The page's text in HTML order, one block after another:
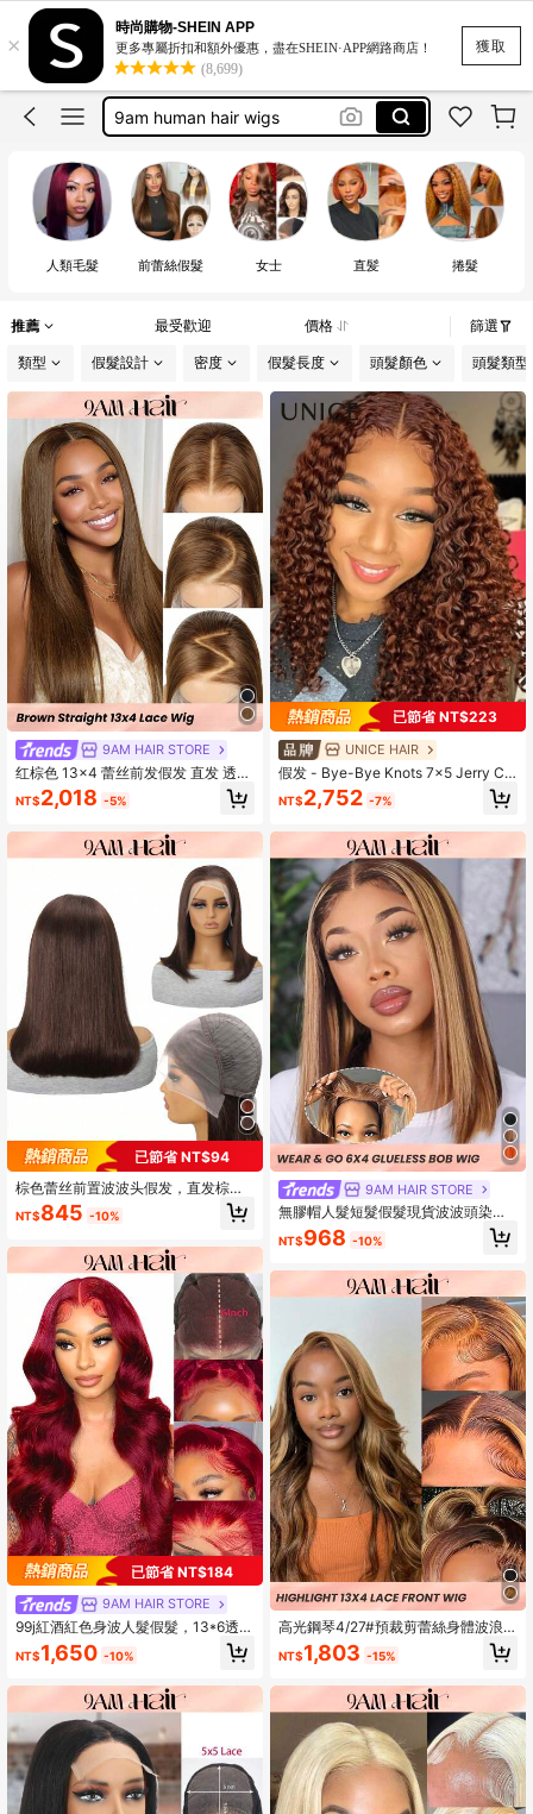
獲取
×
時尚購物-SHEIN APP
更多專屬折扣和額外優惠，盡在SHEIN·APP網路商店！
(8,699)
شعر
perruque vietnamien
9am human hair wigs
bob wig
人類毛髮 前蕾絲假髮 女士 直髪 捲髮
推薦 最受歡迎 價格 篩選
類型 假髮設計 密度 假髮長度 頭髮顏色 頭髮類型
9AM HAIR STORE
红棕色 13x4 蕾丝前发假发 直发 透明
蕾丝前发假发 180 度 预拔 含婴儿头
发 女士适用
NT$2,018 -5%
已節省 NT$94
棕色蕾丝前置波波头假发，直发棕色
真人发，13x4透明蕾丝前置短波波头
假发，预先拔毛并带有婴儿发，女士
NT$845 -10%
已節省 NT$184
9AM HAIR STORE
99j紅酒紅色身波人髮假髮，13*6透明
蕾絲前假髮帶嬰兒髮線，適用於女士
NT$1,650 -10%
已節省 NT$223
UNICE HAIR
假发 - Bye-Bye Knots 7x5 Jerry Cu
rly Wear Go 蕾丝前假发，红棕色，预
剪预漂真人发假发，Unice Hair
NT$2,752 -7%
9AM HAIR STORE
無膠帽人髮短髮假髮現貨波波頭染色
直髮中分假髮無膠帽刘海波波頭全手
工無痕透氣中分假髮
NT$968 -10%
高光鋼琴4/27#預裁剪蕾絲身體波浪
蕾絲前假髮條紋純彈性透氣帽未經處
理的原始柔軟人髮假髮
NT$1,803 -15%